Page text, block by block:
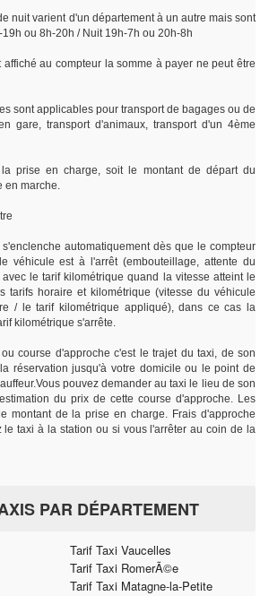
nuit varient d'un département à un autre mais sont
19h ou 8h-20h / Nuit 19h-7h ou 20h-8h
au compteur la somme à payer ne peut être
sont applicables pour transport de bagages ou de
gare, transport d'animaux, transport d'un 4ème
prise en charge, soit le montant de départ du
en marche.
automatiquement dès que le compteur
véhicule est à l'arrêt (embouteillage, attente du
le tarif kilométrique quand la vitesse atteint le
tarifs horaire et kilométrique (vitesse du véhicule
/ le tarif kilométrique appliqué), dans ce cas la
kilométrique s'arrête.
ou course d'approche c'est le trajet du taxi, de son
réservation jusqu'à votre domicile ou le point de
pouvez demander au taxi le lieu de son
du prix de cette course d'approche. Les
montant de la prise en charge. Frais d'approche
le taxi à la station ou si vous l'arrêter au coin de la
PAR DÉPARTEMENT
Tarif Taxi Vaucelles
Tarif Taxi RomerÃ©e
Tarif Taxi Matagne-la-Petite